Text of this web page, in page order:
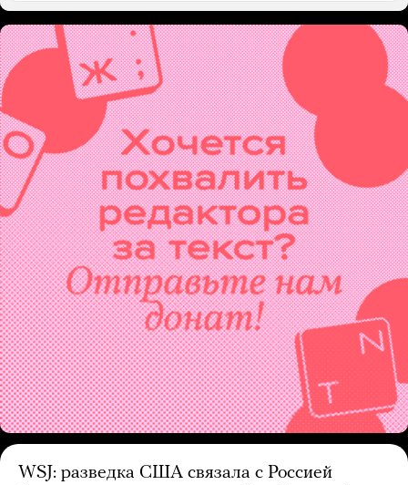
WSJ: разведка США связала с Россией